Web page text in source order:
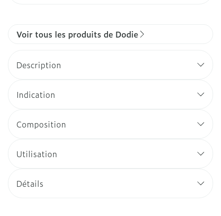
Voir tous les produits de Dodie
Description
Indication
Composition
Utilisation
Détails